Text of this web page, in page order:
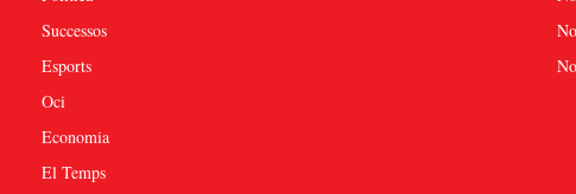
Successos
Esports
Oci
Economia
El Temps